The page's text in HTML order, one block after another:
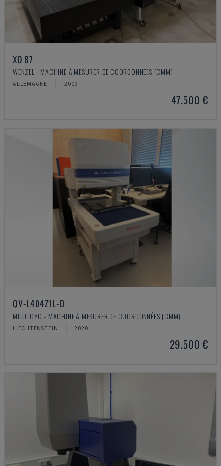
XO 87
WENZEL - MACHINE À MESURER DE COORDONNÉES (CMM)
ALLEMAGNE 2009
47.500 €
QV-L404Z1L-D
MITUTOYO - MACHINE À MESURER DE COORDONNÉES (CMM)
LIECHTENSTEIN 2020
29.500 €